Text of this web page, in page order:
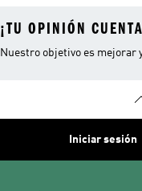
¡TU OPINIÓN
Nuestro objetivo es mejorar
Iniciar sesión